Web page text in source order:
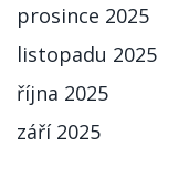
prosince 2025
listopadu 2025
října 2025
září 2025